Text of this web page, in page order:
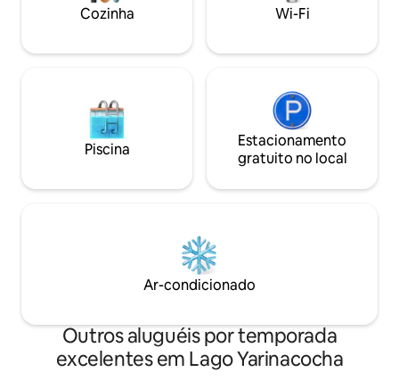
Estádio de
Cozinha Wi-Fi
Piscina
Estacionamento
gratuito no local
Ar-condicionado
Outros aluguéis por temporada
excelentes em Lago Yarinacocha